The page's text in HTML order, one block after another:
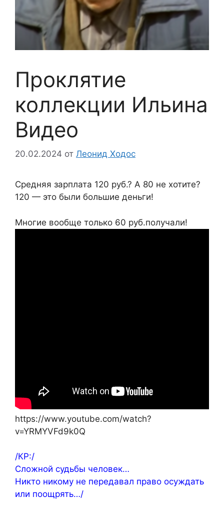
Проклятие
коллекции Ильина
Видео
20.02.2024 от Леонид Ходос
Средняя зарплата 120 руб.? А 80 не хотите?
120 — это были большие деньги!
Многие вообще только 60 руб.получали!
https://www.youtube.com/watch?
v=YRMYVFd9k0Q
/КР:/
Сложной судьбы человек…
Никто никому не передавал право осуждать
или поощрять…/